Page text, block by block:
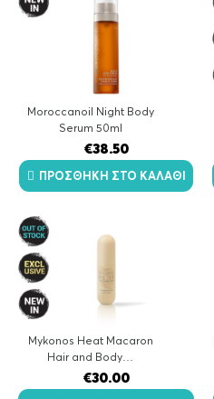
Moroccanoil Night Body
Serum 50ml
€38.50
ΠΡΟΣΘΉΚΗ ΣΤΟ ΚΑΛΆΘΙ
Mykonos Heat Macaron
Hair and Body…
€30.00